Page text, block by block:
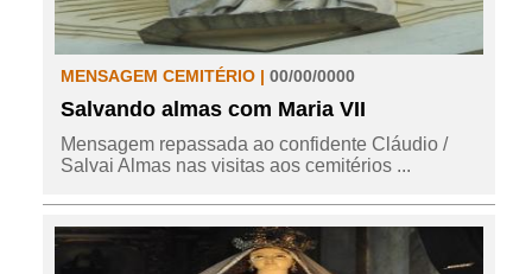
MENSAGEM CEMITÉRIO | 00/00/0000
Salvando almas com Maria VII
Mensagem repassada ao confidente Cláudio /
Salvai Almas nas visitas aos cemitérios ...